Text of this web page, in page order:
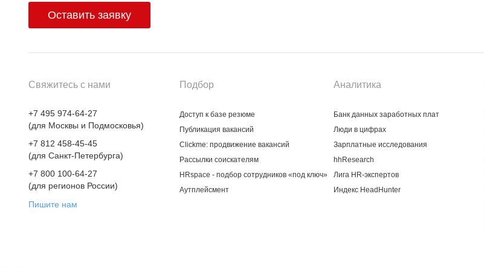
Оставить заявку
Свяжитесь с нами
+7 495 974-64-27
(для Москвы и Подмосковья)
+7 812 458-45-45
(для Санкт-Петербурга)
+7 800 100-64-27
(для регионов России)
Пишите нам
Подбор
Доступ к базе резюме
Публикация вакансий
Clickme: продвижение вакансий
Рассылки соискателям
HRspace - подбор сотрудников «под ключ»
Аутплейсмент
Аналитика
Банк данных заработных плат
Люди в цифрах
Зарплатные исследования
hhResearch
Лига HR-экспертов
Индекс HeadHunter